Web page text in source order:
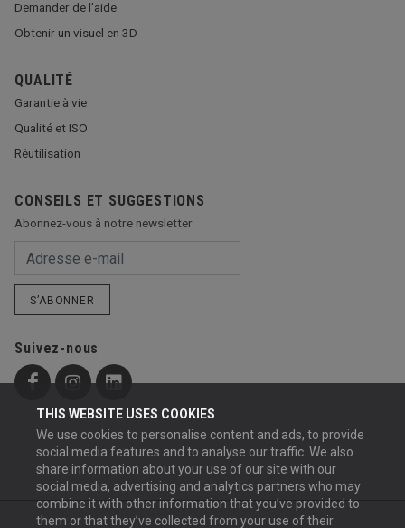
THIS WEBSITE USES COOKIES
We use cookies to personalise content and ads, to provide
social media features and to analyse our traffic. We also
share information about your use of our site with our
social media, advertising and analytics partners who may
combine it with other information that you’ve provided to
them or that they’ve collected from your use of their
Demander de l’aide
Obtenir un visuel en 3D
QUALITÉ
Garantie à vie
Qualité et ISO
Réutilisation
CONSEILS ET SUGGESTIONS
Abonnez-vous à notre newsletter
S’ABONNER
Suivez-nous